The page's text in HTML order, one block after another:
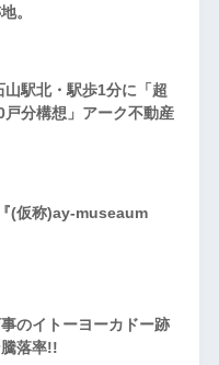
。
駅北・駅歩1分に「超
分構想」アーク不動産
(仮称)ay-museaum
のイトーヨーカドー跡
落率!!